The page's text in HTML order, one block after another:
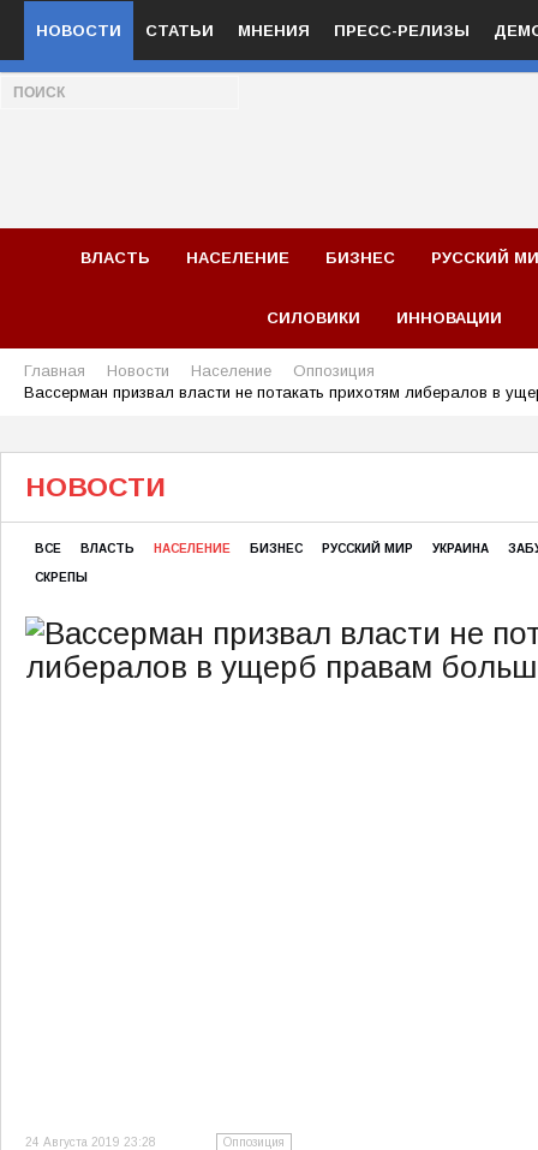
НОВОСТИ СТАТЬИ МНЕНИЯ ПРЕСС-РЕЛИЗЫ
ВЛАСТЬ НАСЕЛЕНИЕ БИЗНЕС РУССКИЙ
СИЛОВИКИ ИННОВАЦИИ
Главная Новости Население
Оппозиция
Вассерман призвал власти не потакать прихотям либералов в
НОВОСТИ
ВСЕ ВЛАСТЬ НАСЕЛЕНИЕ БИЗНЕС РУССКИЙ МИР УКРАИНА
СКРЕПЫ
24 Августа 2019 23:28 Оппозиция